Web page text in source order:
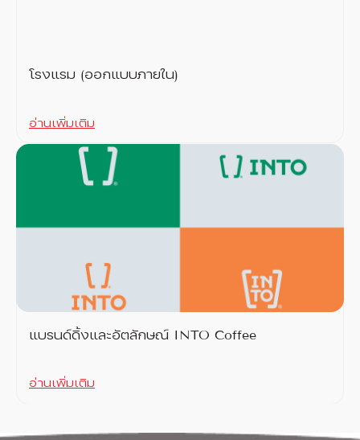
โรงแรม (ออกแบบภายใน)
อ่านเพิ่มเติม
แบรนด์ดิ้งและอัตลักษณ์ INTO Coffee
อ่านเพิ่มเติม